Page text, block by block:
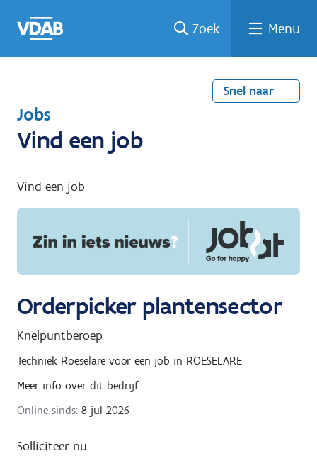
naar
een
een
job
naar
Zoek Menu
Snel naar
T
e
u
g
a
r
Jobs
Vind een job
Vind een job
Orderpicker plantensector
Knelpuntberoep
Techniek Roeselare voor een job in ROESELARE
Meer info over dit bedrijf
Online sinds: 8 jul 2026
Solliciteer nu